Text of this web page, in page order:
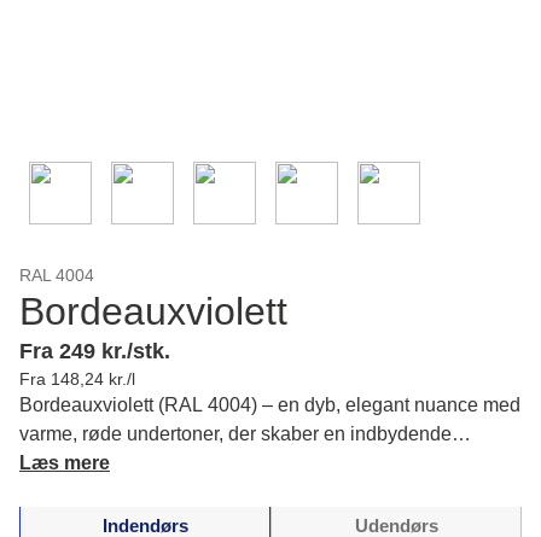
RAL 4004
Bordeauxviolett
Fra 249 kr./stk.
Fra 148,24 kr./l
Bordeauxviolett (RAL 4004) – en dyb, elegant nuance med
varme, røde undertoner, der skaber en indbydende
stemning i dine rum og giver en følelse af ro og intensitet.
Læs mere
Indendørs Udendørs